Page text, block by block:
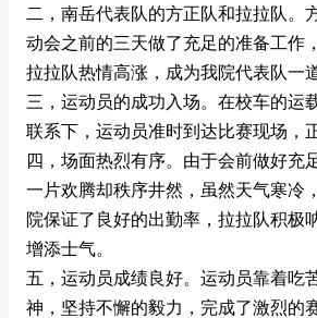
二，南岳代表队的方正队和拉拉队。
动会之前的三天做了充足的准备工作
拉拉队热情高涨，成为我院代表队一
三，运动员的成功入场。在校车的运
联系下，运动员准时到达比赛现场，
四，场面热烈有序。由于会前做好充
一片欢腾却秩序井然，虽然天气寒冷
院保证了良好的出勤率，拉拉队积极
增添士气。
五，运动员成绩良好。运动员靠着吃
神，坚持不懈的毅力，完成了激烈的